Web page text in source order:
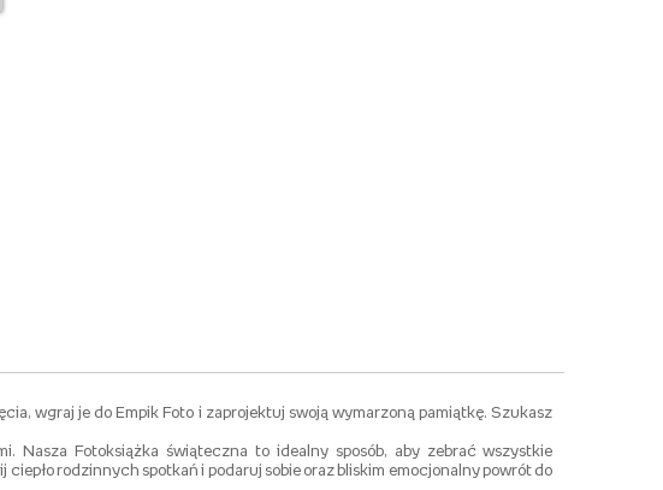
wgraj je do Empik Foto i zaprojektuj swoją wymarzoną pamiątkę. Szukasz
Fotoksiążka świąteczna to idealny sposób, aby zebrać wszystkie
rodzinnych spotkań i podaruj sobie oraz bliskim emocjonalny powrót do